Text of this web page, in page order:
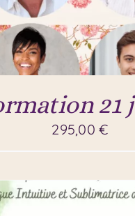
21
295,00€